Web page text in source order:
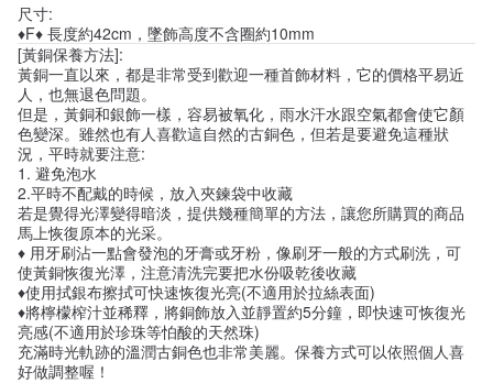
尺寸:
♦F♦ 長度約42cm，墜飾高度不含圈約10mm
[黃銅保養方法]:
黃銅一直以來，都是非常受到歡迎一種首飾材料，它的價格平易近
人，也無退色問題。
但是，黃銅和銀飾一樣，容易被氧化，雨水汗水跟空氣都會使它顏
色變深。雖然也有人喜歡這自然的古銅色，但若是要避免這種狀
況，平時就要注意:
1. 避免泡水
2.平時不配戴的時候，放入夾鍊袋中收藏
若是覺得光澤變得暗淡，提供幾種簡單的方法，讓您所購買的商品
馬上恢復原本的光采。
♦ 用牙刷沾一點會發泡的牙膏或牙粉，像刷牙一般的方式刷洗，可
使黃銅恢復光澤，注意清洗完要把水份吸乾後收藏
♦使用拭銀布擦拭可快速恢復光亮(不適用於拉絲表面)
♦將檸檬榨汁並稀釋，將銅飾放入並靜置約5分鐘，即快速可恢復光
亮感(不適用於珍珠等怕酸的天然珠)
充滿時光軌跡的溫潤古銅色也非常美麗。保養方式可以依照個人喜
好做調整喔！